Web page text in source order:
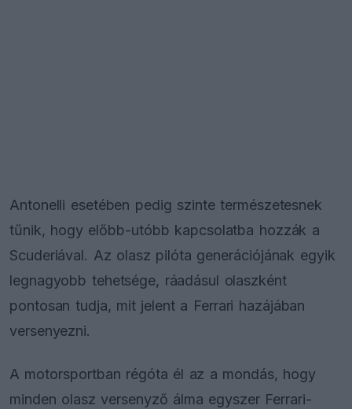
Antonelli esetében pedig szinte természetesnek
tűnik, hogy előbb-utóbb kapcsolatba hozzák a
Scuderiával. Az olasz pilóta generációjának egyik
legnagyobb tehetsége, ráadásul olaszként
pontosan tudja, mit jelent a Ferrari hazájában
versenyezni.
A motorsportban régóta él az a mondás, hogy
minden olasz versenyző álma egyszer Ferrari-